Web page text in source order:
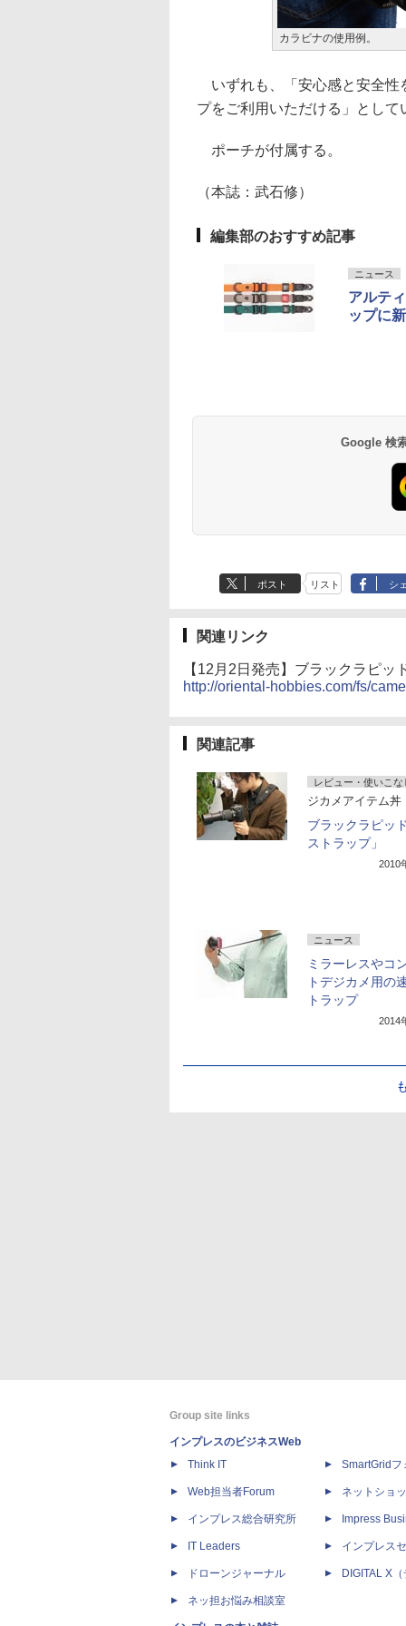
カラビナの使用例。
いずれも、「安心感と安全性
プをご利用いただける」として
ポーチが付属する。
（本誌：武石修）
編集部のおすすめ記事
ニュース
アルテ
ップに
Google 検
ポスト リスト シ
関連リンク
【12月2日発売】ブラックラピ
http://oriental-hobbies.com/fs/
関連記事
レビュー・使いこな
ジカメアイテム丼
ブラックラピッ
ストラップ」
2010
ニュース
ミラーレスやコ
トデジカメ用の
トラップ
2014
Group site links
インプレスのビジネスWeb
Think IT
Web担当者Forum
インプレス総合研究所
IT Leaders
ドローンジャーナル
ネッ担お悩み相談室
SmartGridフ
ネットショ
Impress
インプレス
DIGITAL X